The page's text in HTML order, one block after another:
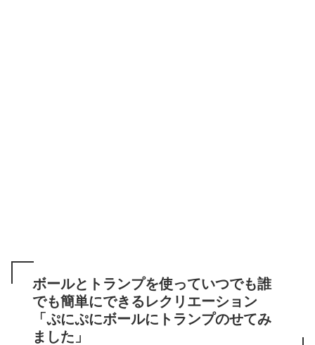
ボールとトランプを使っていつでも誰
でも簡単にできるレクリエーション
「ぷにぷにボールにトランプのせてみ
ました」